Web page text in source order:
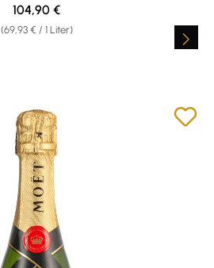
(69,93 € / 1 Liter)
Regulärer Preis:
104,90 €